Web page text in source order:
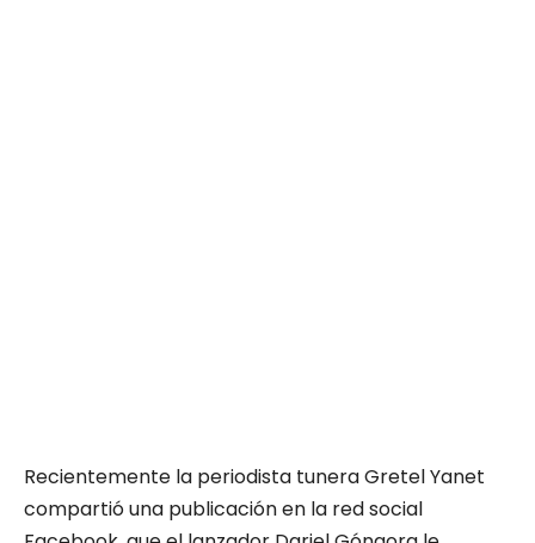
Recientemente la periodista tunera Gretel Yanet
compartió una publicación en la red social